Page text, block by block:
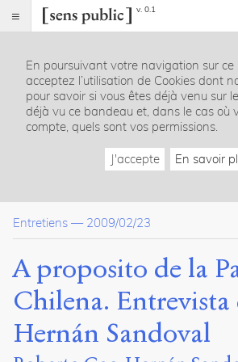
v. 0.1
Index
Article
Citer /
Partager
Sandoval,
Hernán
A
proposito
de
la
Patagonia
Chilena.
En poursuivant votre navigation sur ce
acceptez l’utilisation de Cookies dont
pour savoir si vous êtes déjà venu sur
déjà vu ce bandeau et, dans le cas où
compte, quels sont vos permissions.
J'accepte En savoir
Entretiens — 2009/02/23
A proposito de la
Chilena. Entrevista
Hernán Sandoval